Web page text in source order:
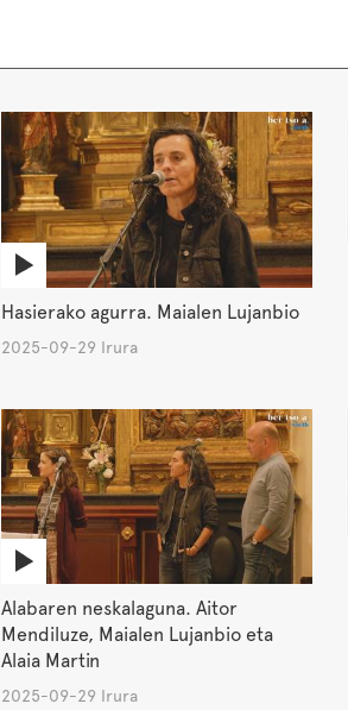
Hasierako agurra. Maialen Lujanbio
2025-09-29 Irura
Alabaren neskalaguna. Aitor
Mendiluze, Maialen Lujanbio eta
Alaia Martin
2025-09-29 Irura